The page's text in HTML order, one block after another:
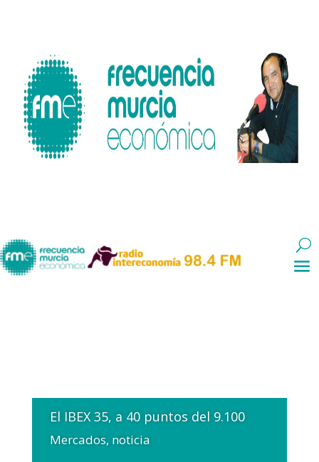
El IBEX 35, a 40 puntos del 9.100
Mercados, noticia